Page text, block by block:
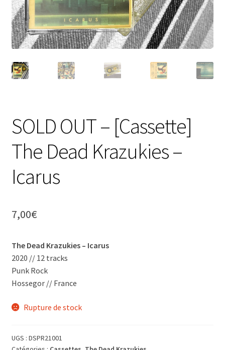
SOLD OUT – [Cassette]
The Dead Krazukies –
Icarus
7,00€
The Dead Krazukies – Icarus
2020 // 12 tracks
Punk Rock
Hossegor // France
Rupture de stock
UGS : DSPR21001